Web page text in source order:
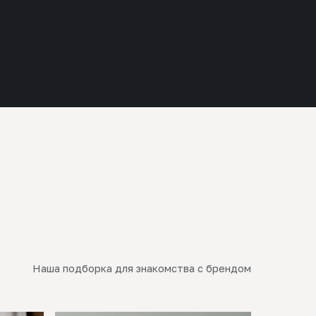
Наша подборка для знакомства с брендом